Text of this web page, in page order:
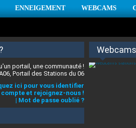
ENNEIGEMENT WEBCAMS
portail, une communauté !
Portail des Stations du 06
ici pour vous identifier
compte et rejoignez-nous !
| Mot de passe oublié ?